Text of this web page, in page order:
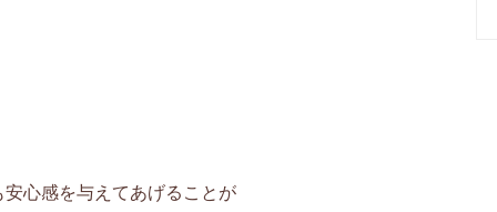
心感を与えてあげることが